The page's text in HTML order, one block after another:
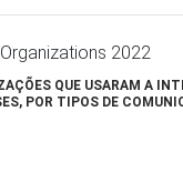
2022
QUE USARAM A
POR TIPOS DE